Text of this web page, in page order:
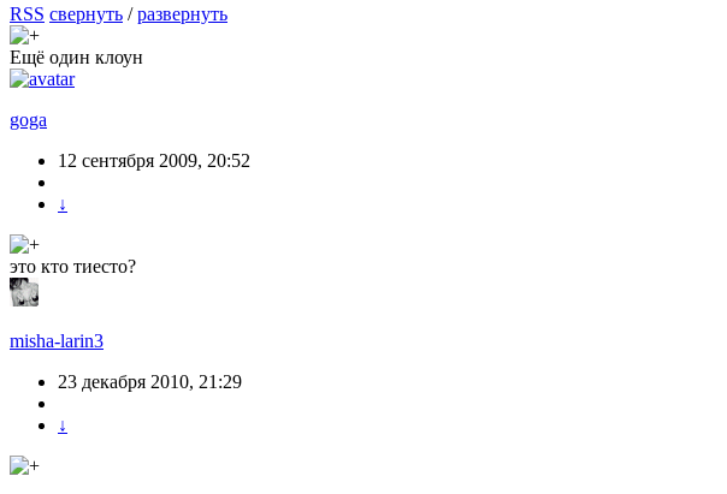
RSS свернуть /развернуть
Ещё один клоун
goga
12 сентября 2009, 20:52
↓
это кто тиесто?
misha-larin3
23 декабря 2010, 21:29
↓